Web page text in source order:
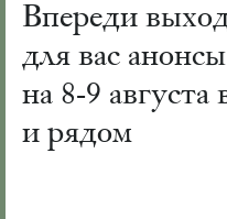
Впереди
для вас
на 8-9 августа
и рядом